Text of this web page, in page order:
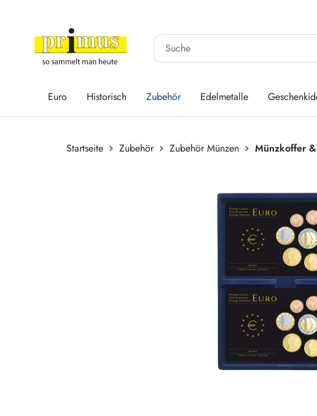
Euro Historisch Zubehör Edelmetalle
Startseite Zubehör Zubehör Münzen
Münzkoffer